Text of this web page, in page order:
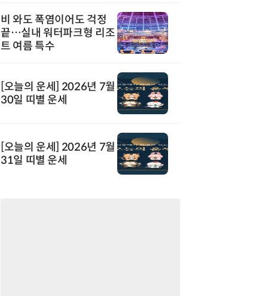
비 와도 폭염이어도 걱정
끝…실내 워터파크형 리조
트 여름 특수
[오늘의 운세] 2026년 7월
30일 띠별 운세
[오늘의 운세] 2026년 7월
31일 띠별 운세